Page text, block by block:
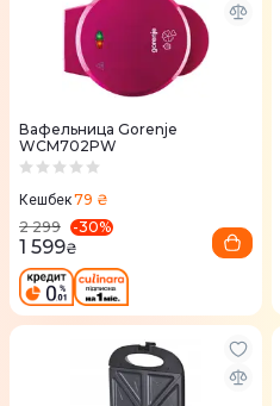
Вафельница Gorenje
WCM702PW
Кешбек79 ₴
2 299
-30%
1 599₴